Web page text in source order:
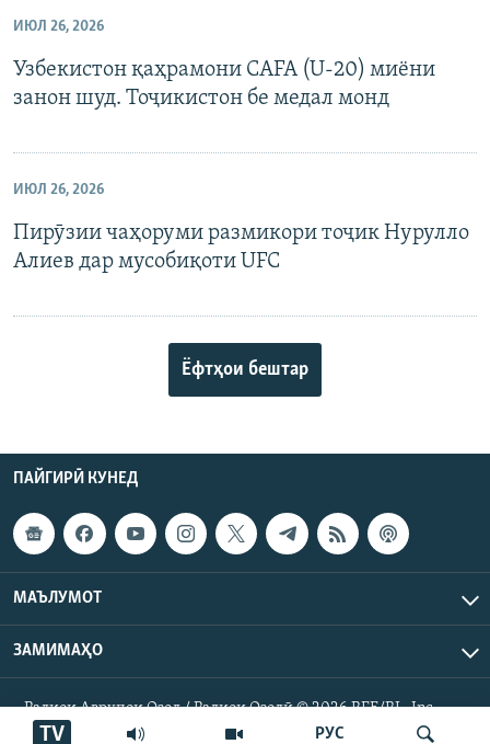
РУС
TV
ИЮЛ 26, 2026
Узбекистон қаҳрамони CAFA (U-20) миёни
занон шуд. Тоҷикистон бе медал монд
ИЮЛ 26, 2026
Пирӯзии чаҳоруми размикори тоҷик Нурулло
Алиев дар мусобиқоти UFC
Ёфтҳои бештар
ПАЙГИРӢ КУНЕД
МАЪЛУМОТ
ЗАМИМАҲО
Радиои Аврупои Озод / Радиои Озодӣ © 2026 RFE/RL. Inc.
Ҳамаи ҳуқуқ маҳфуз аст.